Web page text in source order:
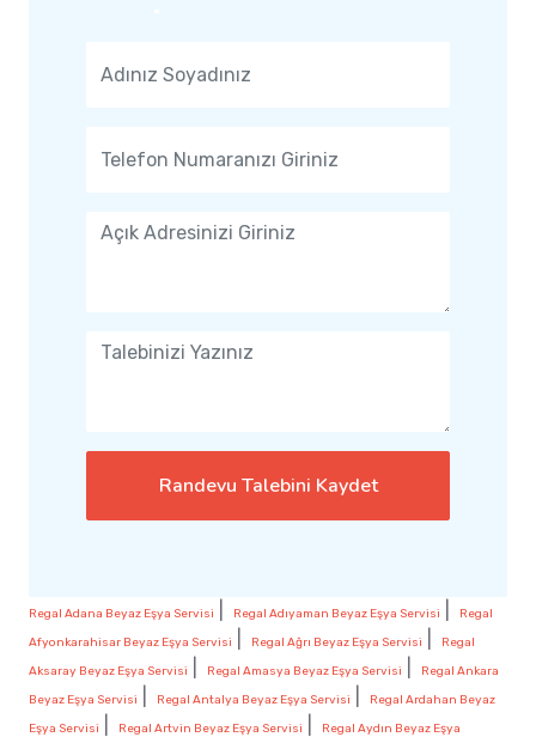
Randevu Talebini Kaydet
Regal Adana Beyaz Eşya Servisi Regal Adıyaman Beyaz Eşya Servisi
Regal
Afyonkarahisar Beyaz Eşya Servisi
Regal Ağrı Beyaz Eşya Servisi
Regal
Aksaray Beyaz Eşya Servisi
Regal Amasya Beyaz Eşya Servisi
Regal Ankara
Beyaz Eşya Servisi
Regal Antalya Beyaz Eşya Servisi
Regal Ardahan Beyaz
Eşya Servisi
Regal Artvin Beyaz Eşya Servisi
Regal Aydın Beyaz Eşya